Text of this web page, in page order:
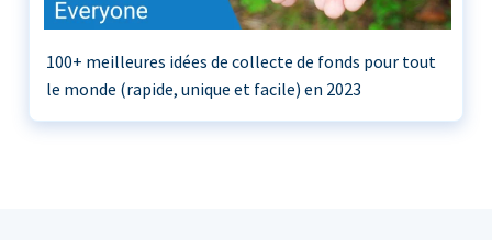
100+ meilleures idées de collecte de fonds pour tout
le monde (rapide, unique et facile) en 2023